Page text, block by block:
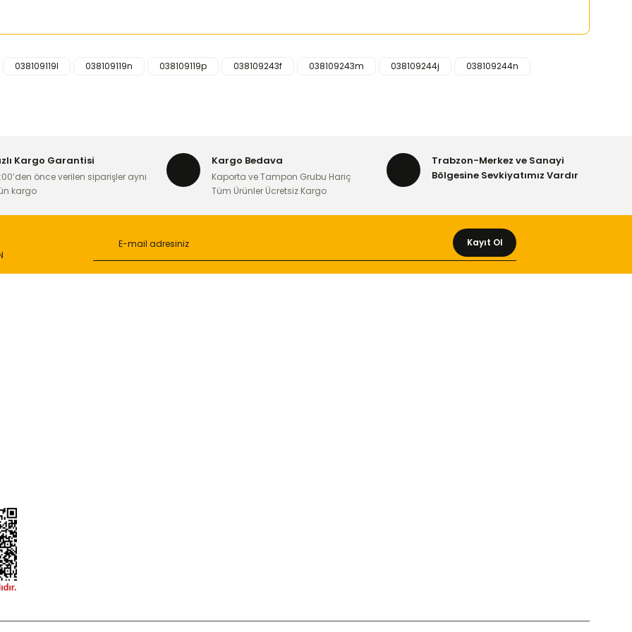
konularda yetersiz gördüğünüz noktaları öneri formunu kullanarak tarafımıza iletebilirsiniz.
038109119l 038109119n 038109119p 038109243f 038109243m 038109244j
038109244n
Kargo Garantisi
önce verilen siparişler aynı
kargo
Kargo Bedava
Kaporta ve Tampon Grubu Hariç
Tüm Ürünler Ücretsiz Kargo
Trabzon-Merkez ve Sanayi
Bölgesine Sevkiyatımız Vardır
Kayıt Ol